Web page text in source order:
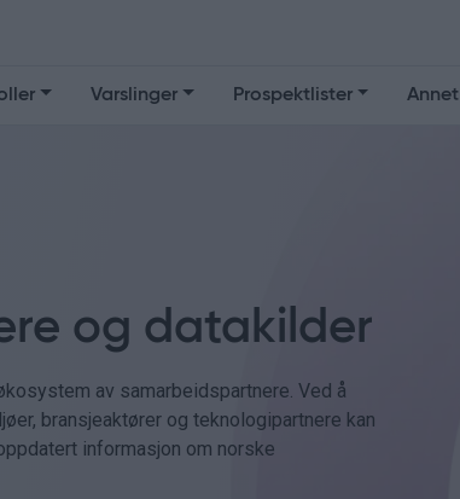
Varslinger Prospektlister Annet
og datakilder
av samarbeidspartnere. Ved å
bransjeaktører og teknologipartnere kan
informasjon om norske